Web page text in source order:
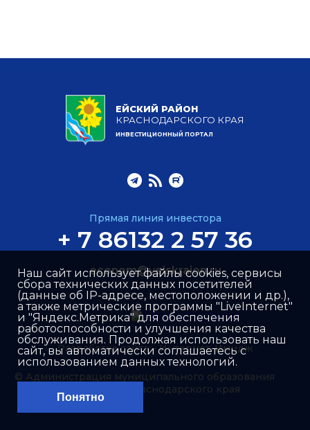
ЕЙСКИЙ РАЙОН
КРАСНОДАРСКОГО КРАЯ
ИНВЕСТИЦИОННЫЙ ПОРТАЛ
Прямая линия инвестора
+ 7 86132 2 57 36
econom@yeiskraion.ru
© Администрация муниципального образования
Ейский район Краснодарского края
Разработка сайта –Интернет-Имидж
Наш сайт использует файлы cookies, сервисы
сбора технических данных посетителей
(данные об IP-адресе, местоположении и др.),
а также метрические программы "LiveInternet"
и "Яндекс.Метрика" для обеспечения
работоспособности и улучшения качества
обслуживания. Продолжая использовать наш
сайт, вы автоматически соглашаетесь с
использованием данных технологий.
Понятно